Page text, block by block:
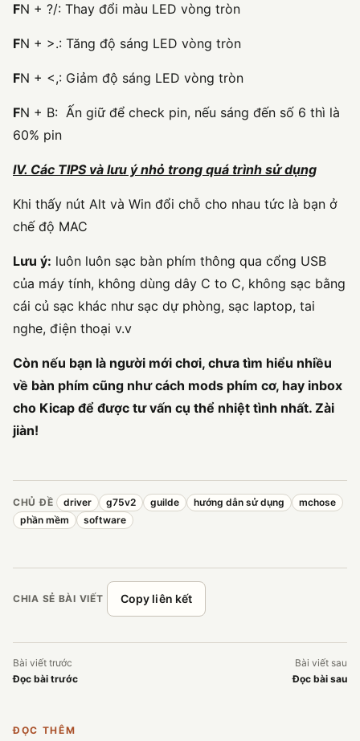
FN + ?/: Thay đổi màu LED vòng tròn
FN + >.: Tăng độ sáng LED vòng tròn
FN + <,: Giảm độ sáng LED vòng tròn
FN + B: Ấn giữ để check pin, nếu sáng đến số 6 thì là
60% pin
IV. Các TIPS và lưu ý nhỏ trong quá trình sử dụng
Khi thấy nút Alt và Win đổi chỗ cho nhau tức là bạn ở
chế độ MAC
Lưu ý: luôn luôn sạc bàn phím thông qua cổng USB
của máy tính, không dùng dây C to C, không sạc bằng
cái củ sạc khác như sạc dự phòng, sạc laptop, tai
nghe, điện thoại v.v
Còn nếu bạn là người mới chơi, chưa tìm hiểu nhiều
về bàn phím cũng như cách mods phím cơ, hay inbox
cho Kicap để được tư vấn cụ thể nhiệt tình nhất. Zài
jiàn!
CHỦ ĐỀ driver g75v2 guilde hướng dẫn sử dụng
mchose
phần mềm
software
CHIA SẺ BÀI VIẾT Copy liên kết
Bài viết trước
Đọc bài trước
Bài viết sau
Đọc bài sau
ĐỌC THÊM